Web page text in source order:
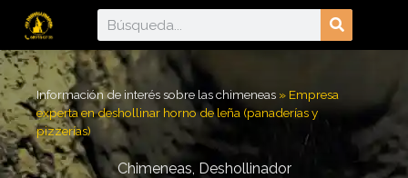
Información de interés sobre las chimeneas​ » Empresa
experta en deshollinar horno de leña (panaderías y
pizzerías)
Chimeneas, Deshollinador